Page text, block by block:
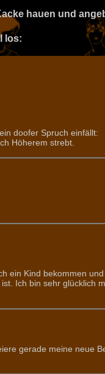
hauen und
los: